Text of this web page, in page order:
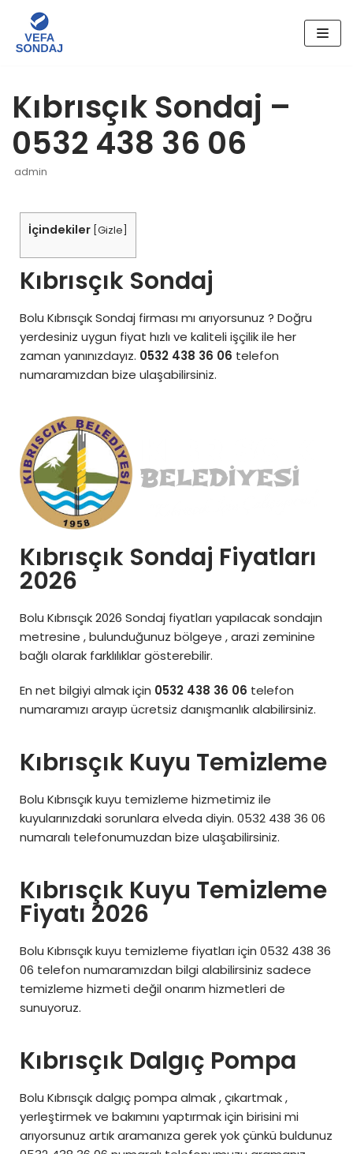
İçeriğe
Kıbrısçık Sondaj –
0532 438 36 06
admin
İçindekiler Gizle
Kıbrısçık Sondaj
Bolu Kıbrısçık Sondaj firması mı arıyorsunuz ? Doğru
yerdesiniz uygun fiyat hızlı ve kaliteli işçilik ile her
zaman yanınızdayız. 0532 438 36 06 telefon
numaramızdan bize ulaşabilirsiniz.
Kıbrısçık Sondaj Fiyatları
2026
Bolu Kıbrısçık 2026 Sondaj fiyatları yapılacak sondajın
metresine , bulunduğunuz bölgeye , arazi zeminine
bağlı olarak farklılıklar gösterebilir.
En net bilgiyi almak için 0532 438 36 06 telefon
numaramızı arayıp ücretsiz danışmanlık alabilirsiniz.
Kıbrısçık Kuyu Temizleme
Bolu Kıbrısçık kuyu temizleme hizmetimiz ile
kuyularınızdaki sorunlara elveda diyin. 0532 438 36 06
numaralı telefonumuzdan bize ulaşabilirsiniz.
Kıbrısçık Kuyu Temizleme
Fiyatı 2026
Bolu Kıbrısçık kuyu temizleme fiyatları için 0532 438 36
06 telefon numaramızdan bilgi alabilirsiniz sadece
temizleme hizmeti değil onarım hizmetleri de
sunuyoruz.
Kıbrısçık Dalgıç Pompa
Bolu Kıbrısçık dalgıç pompa almak , çıkartmak ,
yerleştirmek ve bakımını yaptırmak için birisini mi
arıyorsunuz artık aramanıza gerek yok çünkü buldunuz